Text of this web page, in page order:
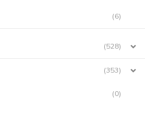
(6)
(528)
(353)
(0)